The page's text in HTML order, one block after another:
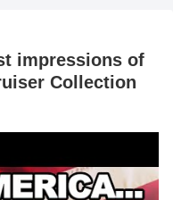
impressions of
Collection